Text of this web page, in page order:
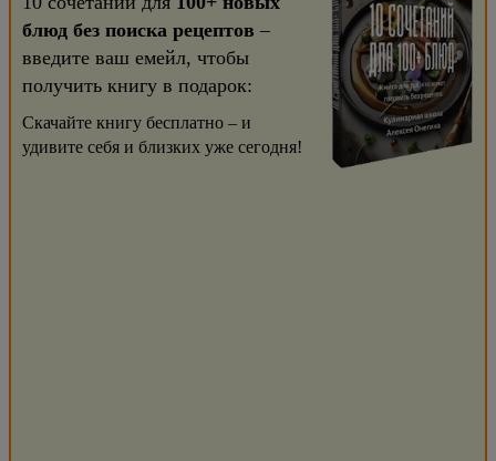
блюд без поиска рецептов –
введите ваш емейл, чтобы
получить книгу в подарок:
Скачайте книгу бесплатно – и
удивите себя и близких уже сегодня!